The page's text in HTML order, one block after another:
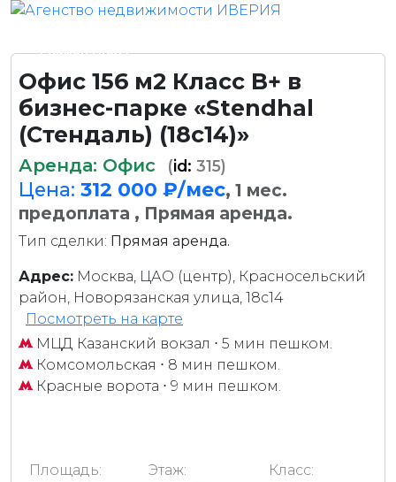
Офис 156 м2 Класс B+ в
бизнес-парке «Stendhal
(Стендаль) (18с14)»
Аренда: Офис (id: 315)
Цена: 312 000 ₽/мес, 1 мес.
предоплата , Прямая аренда.
Тип сделки: Прямая аренда.
Снижена цена
Адрес: Москва, ЦАО (центр), Красносельский
район, Новорязанская улица, 18с14
Посмотреть на карте
МЦД Казанский вокзал ⋅ 5 мин пешком.
Комсомольская ⋅ 8 мин пешком.
Красные ворота ⋅ 9 мин пешком.
Площадь: Этаж: Класс: